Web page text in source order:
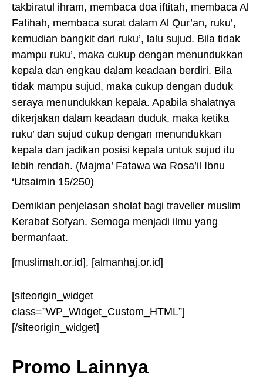
takbiratul ihram, membaca doa iftitah, membaca Al
Fatihah, membaca surat dalam Al Qur’an, ruku’,
kemudian bangkit dari ruku’, lalu sujud. Bila tidak
mampu ruku’, maka cukup dengan menundukkan
kepala dan engkau dalam keadaan berdiri. Bila
tidak mampu sujud, maka cukup dengan duduk
seraya menundukkan kepala. Apabila shalatnya
dikerjakan dalam keadaan duduk, maka ketika
ruku’ dan sujud cukup dengan menundukkan
kepala dan jadikan posisi kepala untuk sujud itu
lebih rendah. (Majma’ Fatawa wa Rosa’il Ibnu
‘Utsaimin 15/250)
Demikian penjelasan sholat bagi traveller muslim
Kerabat Sofyan. Semoga menjadi ilmu yang
bermanfaat.
[muslimah.or.id], [almanhaj.or.id]
[siteorigin_widget
class=”WP_Widget_Custom_HTML”]
[/siteorigin_widget]
Promo Lainnya